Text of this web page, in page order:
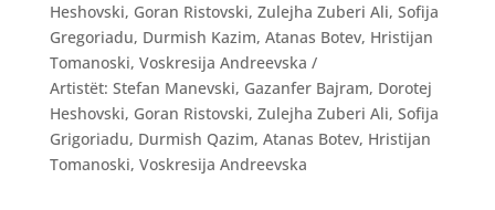
Heshovski, Goran Ristovski, Zulejha Zuberi Ali, Sofija
Gregoriadu, Durmish Kazim, Atanas Botev, Hristijan
Tomanoski, Voskresija Andreevska /
Аrtistët: Stefan Manevski, Gazanfer Bajram, Dorotej
Heshovski, Goran Ristovski, Zulejha Zuberi Ali, Sofija
Grigoriadu, Durmish Qazim, Atanas Botev, Hristijan
Tomanoski, Voskresija Andreevska